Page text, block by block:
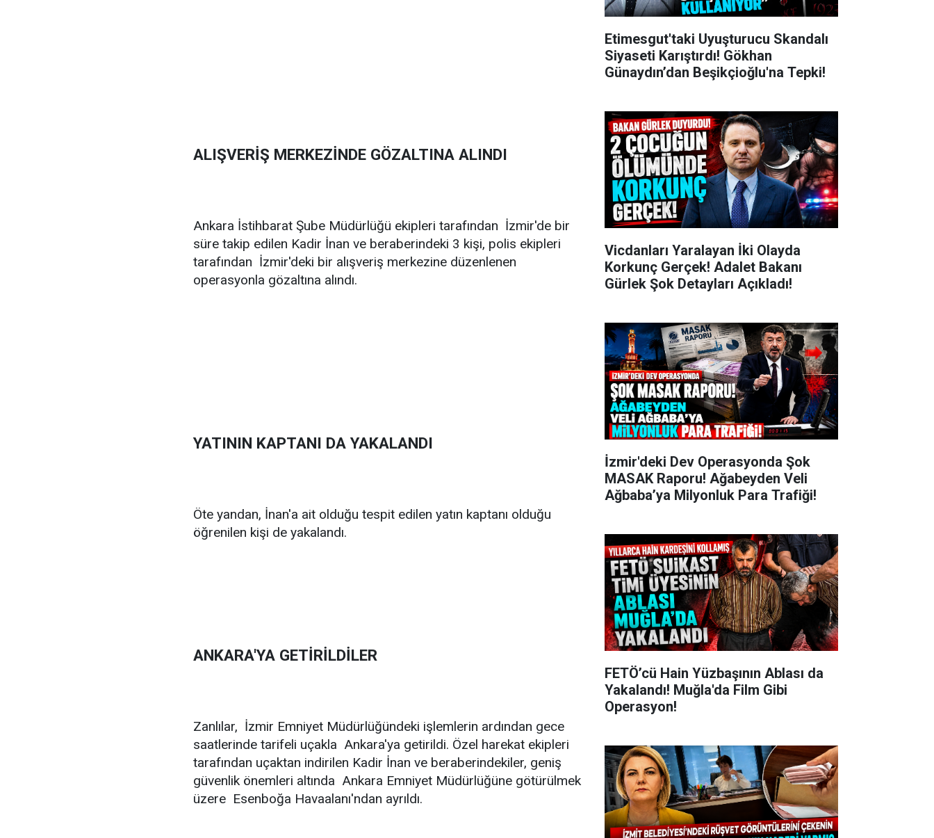
ALIŞVERİŞ MERKEZİNDE GÖZALTINA ALINDI
Ankara İstihbarat Şube Müdürlüğü ekipleri tarafından İzmir'de bir
süre takip edilen Kadir İnan ve beraberindeki 3 kişi, polis ekipleri
tarafından İzmir'deki bir alışveriş merkezine düzenlenen
operasyonla gözaltına alındı.
YATININ KAPTANI DA YAKALANDI
Öte yandan, İnan'a ait olduğu tespit edilen yatın kaptanı olduğu
öğrenilen kişi de yakalandı.
ANKARA'YA GETİRİLDİLER
Zanlılar, İzmir Emniyet Müdürlüğündeki işlemlerin ardından gece
saatlerinde tarifeli uçakla Ankara'ya getirildi. Özel harekat ekipleri
tarafından uçaktan indirilen Kadir İnan ve beraberindekiler, geniş
güvenlik önemleri altında Ankara Emniyet Müdürlüğüne götürülmek
üzere Esenboğa Havaalanı'ndan ayrıldı.
Etimesgut'taki Uyuşturucu Skandalı
Siyaseti Karıştırdı! Gökhan
Günaydın’dan Beşikçioğlu'na Tepki!
Vicdanları Yaralayan İki Olayda
Korkunç Gerçek! Adalet Bakanı
Gürlek Şok Detayları Açıkladı!
İzmir'deki Dev Operasyonda Şok
MASAK Raporu! Ağabeyden Veli
Ağbaba’ya Milyonluk Para Trafiği!
FETÖ’cü Hain Yüzbaşının Ablası da
Yakalandı! Muğla'da Film Gibi
Operasyon!